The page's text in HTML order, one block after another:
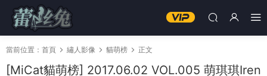
當前位置： 首頁 繡人影像 貓萌榜 正文
[MiCat貓萌榜] 2017.06.02 VOL.005 萌琪琪Iren